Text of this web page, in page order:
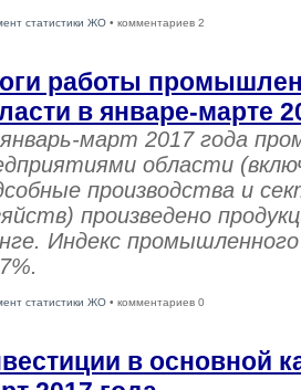
статистики ЖО • комментариев 2
работы
в январе-марте
март 2017 года
области
производства и
произведено
Индекс
статистики ЖО • комментариев 0
в основной